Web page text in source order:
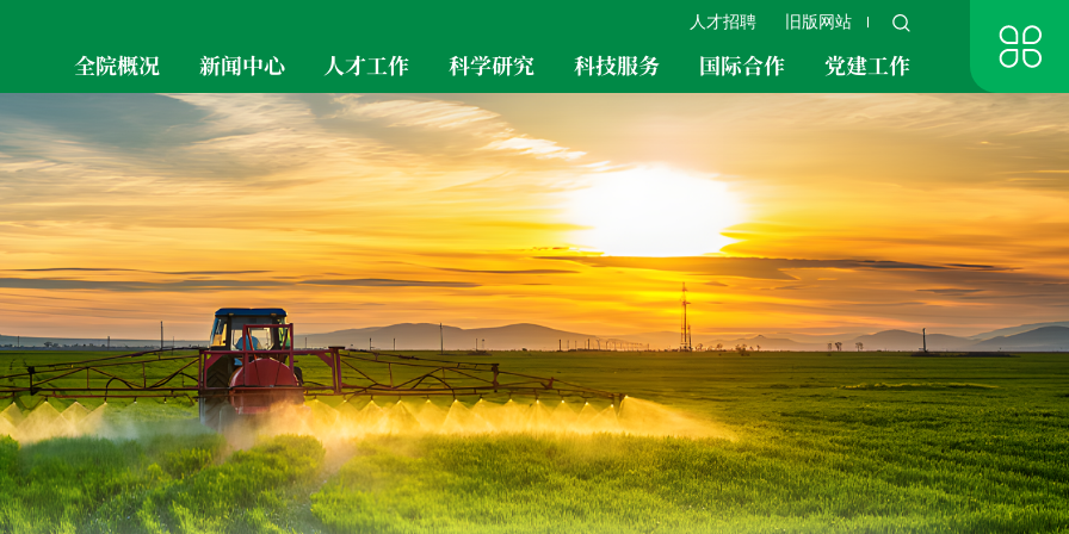
人才招聘 旧版网站
全院概况 新闻中心 人才工作 科学研究 科技服务 国际合作 党建工作